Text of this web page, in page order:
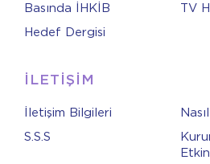
Basında İHKİB
TV
Hedef Dergisi
İLETİŞİM
İletişim Bilgileri
S.S.S